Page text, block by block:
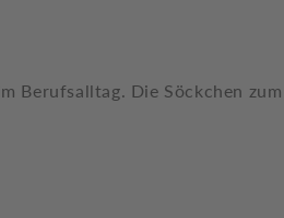
Die Söckchen